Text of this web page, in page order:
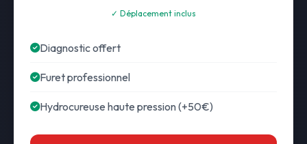
✓ Déplacement inclus
Diagnostic offert
Furet professionnel
Hydrocureuse haute pression (+50€)